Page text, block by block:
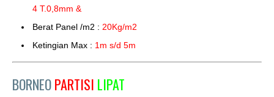
4 T.0,8mm &
Berat Panel /m2 : 20Kg/m2
Ketingian Max : 1m s/d 5m
BORNEOPARTISI LIPAT